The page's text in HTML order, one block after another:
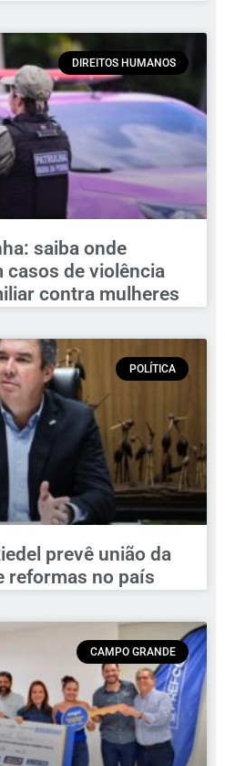
DIREITOS HUMANOS
saiba onde
casos de violência
contra mulheres
POLÍTICA
prevê união da
reformas no país
CAMPO GRANDE